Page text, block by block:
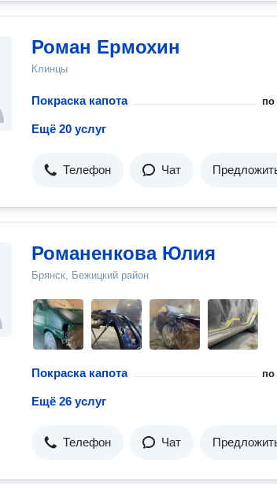
Роман Ермохин
Клинцы
Покраска капота по
Ещё 20 услуг
Телефон Чат
Романенкова Юлия
Брянск, Бежицкий район
Покраска капота по
Ещё 26 услуг
Телефон Чат